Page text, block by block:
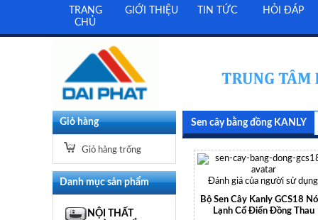
TRANG
CHỦ
GIỚI THIỆU TIN TỨC HỎI ĐÁP
Giỏ hàng
Giỏ hàng trống
Danh mục sản phẩm
NỘI THẤT
Sen cây bằng đồng KANLY
Đánh giá của người sử
Bộ Sen Cây Kanly GCS18
Lạnh Cổ Điển Đồng Thau